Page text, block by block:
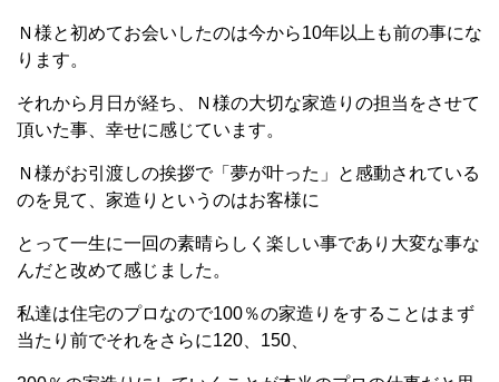
Ｎ様と初めてお会いしたのは今から10年以上も前の事にな
ります。
それから月日が経ち、Ｎ様の大切な家造りの担当をさせて
頂いた事、幸せに感じています。
Ｎ様がお引渡しの挨拶で「夢が叶った」と感動されている
のを見て、家造りというのはお客様に
とって一生に一回の素晴らしく楽しい事であり大変な事な
んだと改めて感じました。
私達は住宅のプロなので100％の家造りをすることはまず
当たり前でそれをさらに120、150、